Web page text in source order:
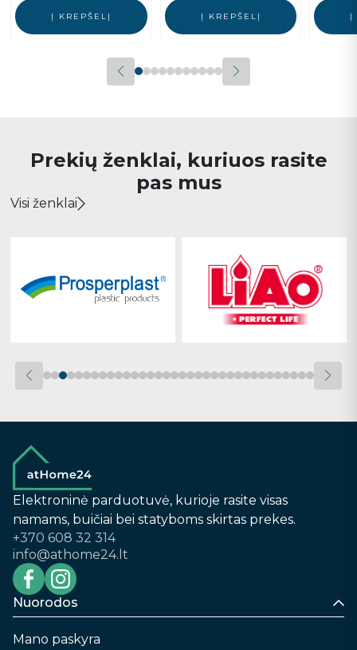
Į KREPŠELĮ Į KREPŠELĮ Į
Prekių ženklai, kuriuos rasite
pas mus
Visi ženklai
Elektroninė parduotuvė, kurioje rasite visas
namams, buičiai bei statyboms skirtas prekes.
+370 608 32 314
info@athome24.lt
Nuorodos
Mano paskyra